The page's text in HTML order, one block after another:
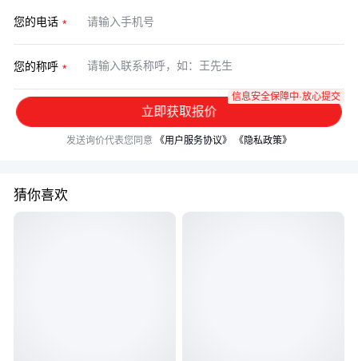
您的电话
您的称呼
立即获取报价
信息安全保障中·放心提交
发送询价代表您同意 《用户服务协议》 《隐私政策》
猜你喜欢